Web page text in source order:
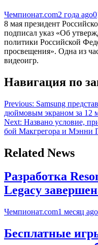
Чемпионат.com2 года ago0
8 мая президент
подписал указ «Об
политики Российской
просвещения». Одна из
видеоигр.
Навигация по
Previous: Samsung
дюймовым экраном за 12
Next: Названо условие,
бой Макгрегора и Мэнни
Related News
Разработка
Legacy
Чемпионат.com1 месяц ago
Бесплатные